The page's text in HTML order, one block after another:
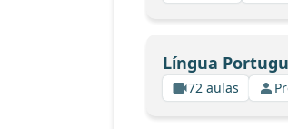
Língua
72 aulas